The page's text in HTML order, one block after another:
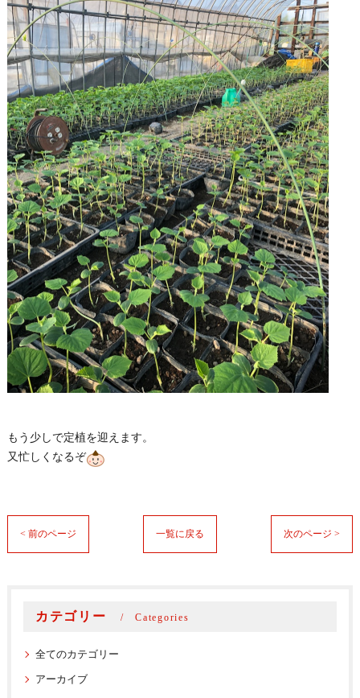
もう少しで定植を迎えます。
又忙しくなるぞ
< 前のページ 一覧に戻る 次のページ >
カテゴリー Categories
全てのカテゴリー
アーカイブ